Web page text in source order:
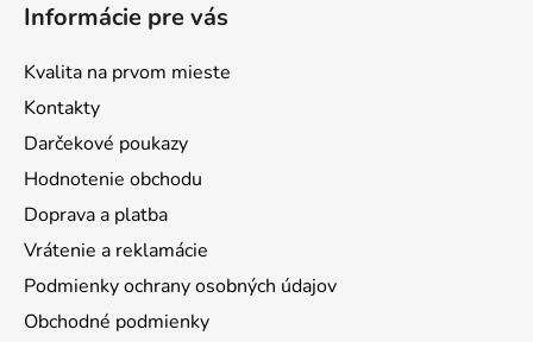
Informácie pre vás
Kvalita na prvom mieste
Kontakty
Darčekové poukazy
Hodnotenie obchodu
Doprava a platba
Vrátenie a reklamácie
Podmienky ochrany osobných údajov
Obchodné podmienky